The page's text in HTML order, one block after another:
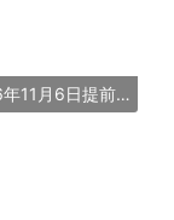
第二艘国产大型邮轮“爱达·花城号”将于2026年11月6日提前交付